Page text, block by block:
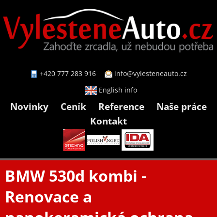
+420 777 283 916
info@vylesteneauto.cz
English info
Novinky Ceník Reference
Naše práce
Kontakt
BMW 530d kombi -
Renovace a